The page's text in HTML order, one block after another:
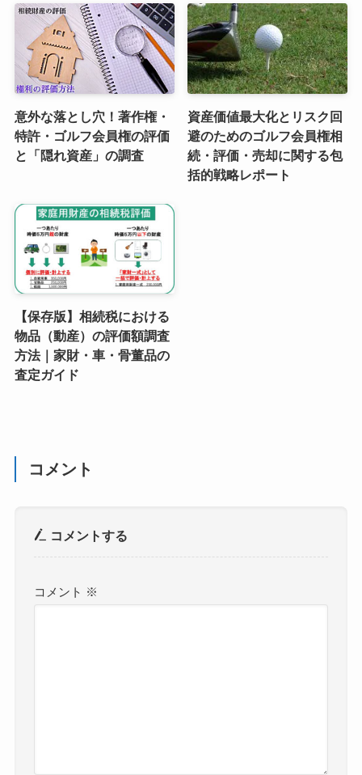
意外な落とし穴！著作権・
特許・ゴルフ会員権の評価
と「隠れ資産」の調査
資産価値最大化とリスク回
避のためのゴルフ会員権相
続・評価・売却に関する包
括的戦略レポート
【保存版】相続税における
物品（動産）の評価額調査
方法｜家財・車・骨董品の
査定ガイド
コメント
コメントする
コメント ※